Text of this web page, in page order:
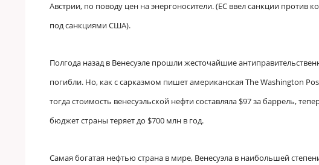
Австрии, по поводу цен на энергоносители. (ЕС ввел санкции против
под санкциями США).
Полгода назад в Венесуэле прошли жесточайшие
погибли. Но, как с сарказмом пишет американская The Washington
тогда стоимость венесуэльской нефти составляла $97 за баррель,
бюджет страны теряет до $700 млн в год.
Самая богатая нефтью страна в мире, Венесуэла в наибольшей